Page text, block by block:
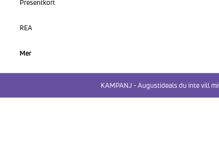
Presentkort
REA
Mer
KAMPANJ - Augustideals du inte vill
HOPPA TILL PRODUKTINFORMATION